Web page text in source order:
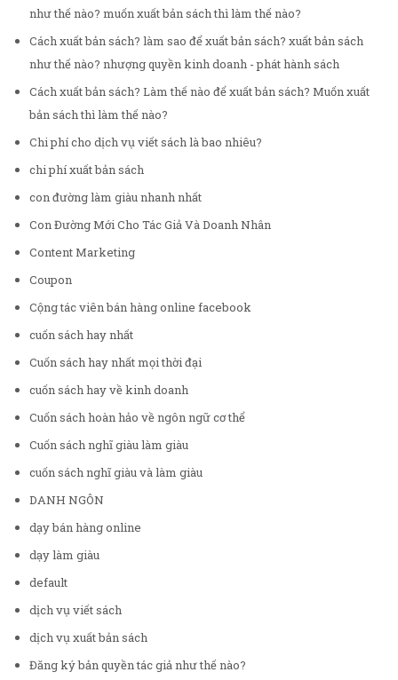
như thế nào? muốn xuất bản sách thì làm thế nào?
Cách xuất bản sách? làm sao để xuất bản sách? xuất bản sách
như thế nào? nhượng quyền kinh doanh - phát hành sách
Cách xuất bản sách? Làm thế nào để xuất bản sách? Muốn xuất
bản sách thì làm thế nào?
Chi phí cho dịch vụ viết sách là bao nhiêu?
chi phí xuất bản sách
con đường làm giàu nhanh nhất
Con Đường Mới Cho Tác Giả Và Doanh Nhân
Content Marketing
Coupon
Cộng tác viên bán hàng online facebook
cuốn sách hay nhất
Cuốn sách hay nhất mọi thời đại
cuốn sách hay về kinh doanh
Cuốn sách hoàn hảo về ngôn ngữ cơ thể
Cuốn sách nghĩ giàu làm giàu
cuốn sách nghĩ giàu và làm giàu
DANH NGÔN
dạy bán hàng online
dạy làm giàu
default
dịch vụ viết sách
dịch vụ xuất bản sách
Đăng ký bản quyền tác giả như thế nào?